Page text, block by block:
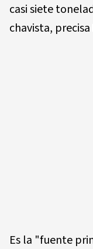
casi siete
chavista,
Es la "fuente